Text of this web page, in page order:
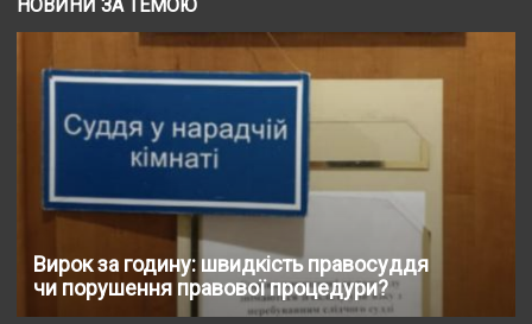
НОВИНИ ЗА ТЕМОЮ
Вирок за годину: швидкість правосуддя
чи порушення правової процедури?